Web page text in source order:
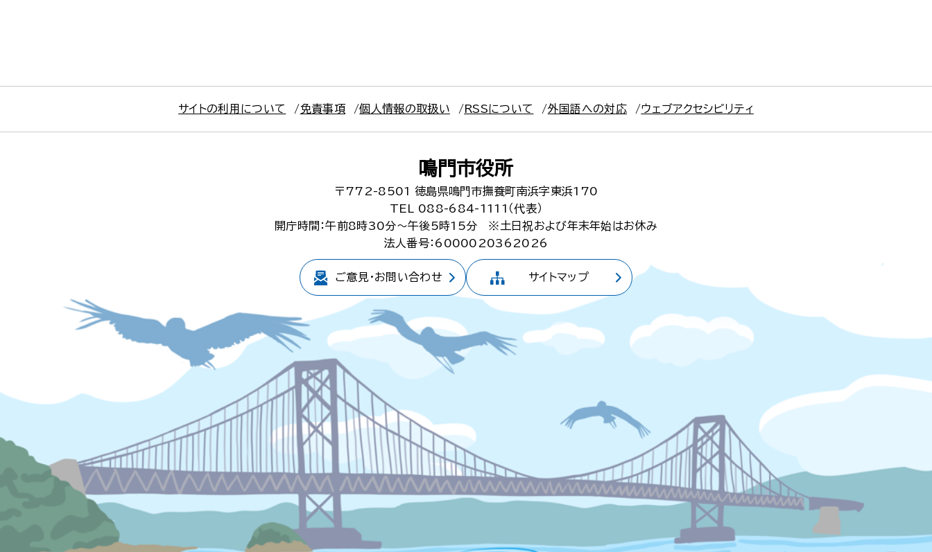
サイトの利用について 免責事項 個人情報の取扱い RSSについて 外国語への対応 ウェブアクセシビリティ
鳴門市役所
〒772-8501
徳島県鳴門市撫養町南浜字東浜170
TEL 088-684-1111（代表）
開庁時間：午前8時30分～午後5時15分
※土日祝および年末年始はお休み
法人番号：6000020362026
ご意見・お問い合わせ サイトマップ